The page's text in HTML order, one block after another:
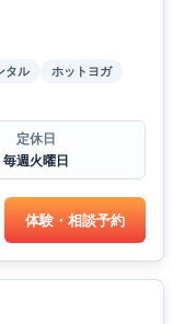
タル
ホットヨガ
定休日
毎週火曜日
体験・相談予約